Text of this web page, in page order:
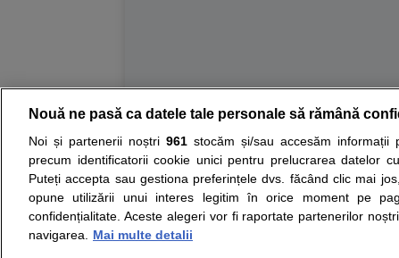
Resurse: Autoevaluare simptome
Opiniile avizate ale medicilor, sfaturile si orice
nici diagnosticul stabilit in urma investigatiilor si
ii punem la dispozitie pentru programare in
Nouă ne pasă ca datele tale personale să rămână
Noi și partenerii noștri 961stocăm și/sau accesăm informații
precum identificatorii cookie unici pentru prelucrarea datelor
Puteți accepta sau gestiona preferințele dvs. făcând clic mai
opune utilizării unui interes legitim în orice moment pe
confidențialitate. Aceste alegeri vor fi raportate partenerilor
navigarea.
Mai multe detalii